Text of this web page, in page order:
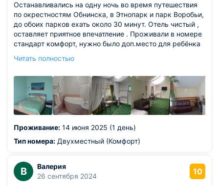
Останавливались на одну ночь во время путешествия
по окрестностям Обнинска, в Этнопарк и парк Воробьи,
до обоих парков ехать около 30 минут. Отель чистый ,
оставляет приятное впечатление . Проживали в номере
стандарт комфорт, нужно было доп.место для ребёнка
ванной все разовые принадлежности . Завтрак
стола- булка с маслом, сыр, йогурты, печеньки. В
столовой есть кофе машина. На этажах кулеры, чай. На
1 этаже есть микроволновка. Парковка возле отеля
собственная , достаточно просторная .
критично , общее впечатление от проживания не
испортило
Читать полностью
Проживание: 14 июня 2025 (1 день)
Тип номера: Двухместный (Комфорт)
В
Валерия
26 сентября 2024
10